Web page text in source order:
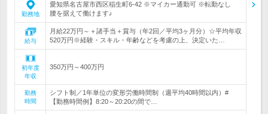
勤務地
愛知県名古屋市西区稲生町6-42 ※マイカー通勤可 ※転勤なし
腰を据えて働けます♪
給与
月給22万円～＋諸手当＋賞与（年2回／平均3ヶ月分）☆平均年収
520万円※経験・スキル・年齢などを考慮の上、決定いた…
初年度
年収
350万円～400万円
勤務
時間
シフト制／1年単位の変形労働時間制（週平均40時間以内）#
【勤務時間例】8:20～20:20の間で…